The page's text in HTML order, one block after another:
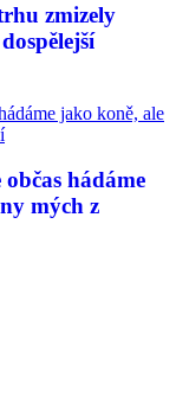
zmizely
občas hádáme
mých z